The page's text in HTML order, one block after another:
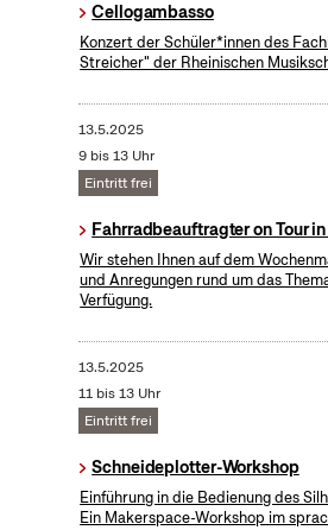
Cellogambasso
Konzert der Schüler*innen des
Streicher" der Rheinischen
13.5.2025
9 bis 13 Uhr
Eintritt frei
Fahrradbeauftragter on Tour
Wir stehen Ihnen auf dem
und Anregungen rund um das
Verfügung.
13.5.2025
11 bis 13 Uhr
Eintritt frei
Schneideplotter-Workshop
​Einführung in die Bedienung des
Ein Makerspace-Workshop im